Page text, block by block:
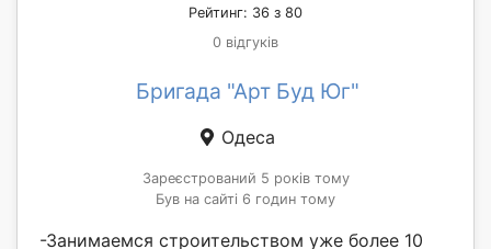
Рейтинг: 36 з 80
0 відгуків
Бригада "Арт Буд Юг"
Одеса
Зареєстрований 5 років тому
Був на сайті 6 годин тому
-Занимаемся строительством уже более 10